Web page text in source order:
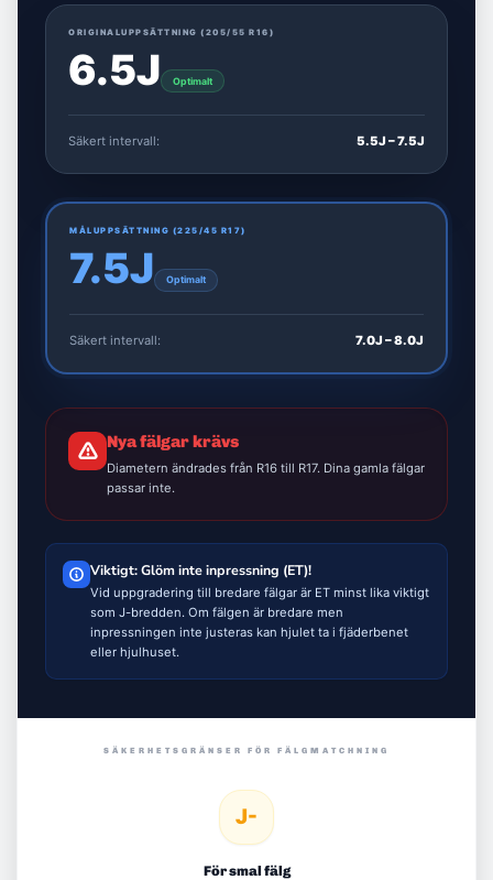
ORIGINALUPPSÄTTNING ( 205/55 R16 )
6.5J Optimalt
Säkert intervall: 5.5J – 7.5J
MÅLUPPSÄTTNING (225/45 R17)
7.5J Optimalt
Säkert intervall: 7.0J – 8.0J
Nya fälgar krävs
Diametern ändrades från R16 till R17. Dina gamla fälgar
passar inte.
Viktigt: Glöm inte inpressning (ET)!
Vid uppgradering till bredare fälgar är ET minst lika viktigt
som J-bredden. Om fälgen är bredare men
inpressningen inte justeras kan hjulet ta i fjäderbenet
eller hjulhuset.
SÄKERHETSGRÄNSER FÖR FÄLGMATCHNING
J-
För smal fälg